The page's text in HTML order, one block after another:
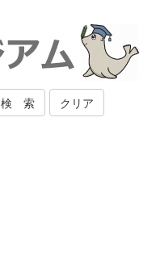
検 索 クリア